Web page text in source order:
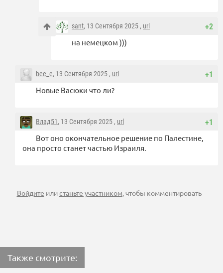
+2
sant, 13 Сентября 2025 , url
на немецком )))
+1
bee_e, 13 Сентября 2025 , url
Новые Васюки что ли?
+1
Влад51, 13 Сентября 2025 , url
Вот оно окончательное решение по Палестине,
она просто станет частью Израиля.
Войдите илистаньте участником, чтобы комментировать
Также смотрите: